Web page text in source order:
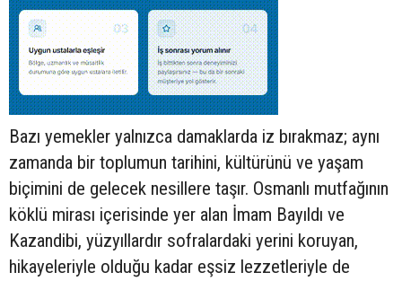
Bazı yemekler yalnızca damaklarda iz bırakmaz; aynı
zamanda bir toplumun tarihini, kültürünü ve yaşam
biçimini de gelecek nesillere taşır. Osmanlı mutfağının
köklü mirası içerisinde yer alan İmam Bayıldı ve
Kazandibi, yüzyıllardır sofralardaki yerini koruyan,
hikayeleriyle olduğu kadar eşsiz lezzetleriyle de